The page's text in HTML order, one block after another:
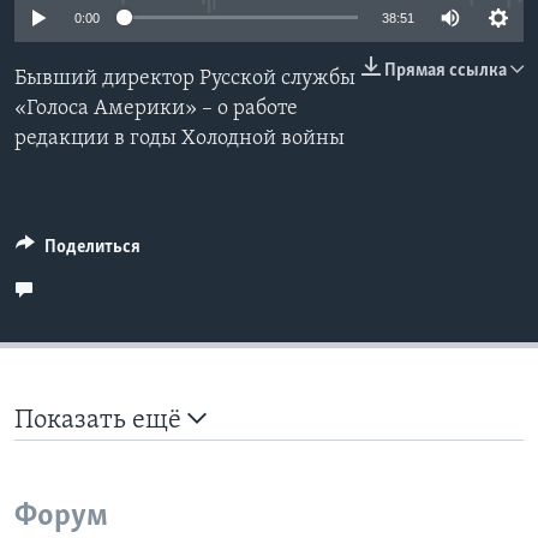
Learning English
СОЦИАЛЬНЫЕ СЕТИ
0:00 38:51
Прямая ссылка
Бывший директор Русской службы
«Голоса Америки» – о работе
редакции в годы Холодной войны
Поделиться
Показать ещё
Форум